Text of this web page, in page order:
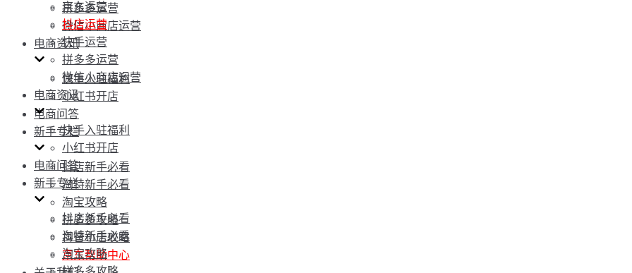
拼多多运营
微信小商店运营
电商资讯
快手入驻福利
小红书开店
电商问答
新手专栏
抖店新手必看
淘特新手必看
淘宝攻略
拼多多攻略
抖音小店攻略
京东帮助中心
京东运营
抖店运营
快手运营
拼多多运营
微信小商店运营
电商资讯
快手入驻福利
小红书开店
电商问答
新手专栏
抖店新手必看
淘特新手必看
淘宝攻略